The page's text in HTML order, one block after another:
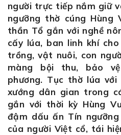
người trực tiếp nắm giữ
ngưỡng thờ cúng Hùng
thần Tổ gắn với nghề
cấy lúa, ban linh khí
trồng, vật nuôi, con
màng bội thu, bảo
phương. Tục thờ lúa
xướng dân gian trong
gắn với thời kỳ Hùng
đậm dấu ấn Tín
của người Việt cổ, tái